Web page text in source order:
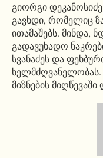
გიორგი
გავხდი, რომელიც
ითამაშებს. მინდა,
გადავუხადო
სვანაძეს და
ხელმძღვანელობას.
მიზნების მიღწევაში